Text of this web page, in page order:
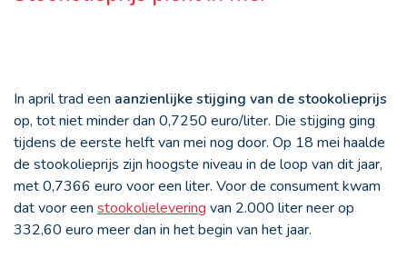
In april trad een aanzienlijke stijging van de stookolieprijs
op, tot niet minder dan 0,7250 euro/liter. Die stijging ging
tijdens de eerste helft van mei nog door. Op 18 mei haalde
de stookolieprijs zijn hoogste niveau in de loop van dit jaar,
met 0,7366 euro voor een liter. Voor de consument kwam
dat voor een stookolielevering van 2.000 liter neer op
332,60 euro meer dan in het begin van het jaar.